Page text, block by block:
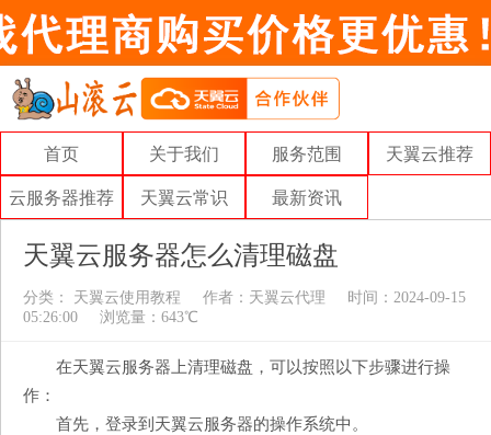
首页 关于我们 服务范围 天翼云推荐
云服务器推荐 天翼云常识 最新资讯
天翼云服务器怎么清理磁盘
分类： 天翼云使用教程 作者： 天翼云代理
时间：2024-09-15
05:26:00
浏览量：643℃
在天翼云服务器上清理磁盘，可以按照以下步骤进行操
作：
首先，登录到天翼云服务器的操作系统中。